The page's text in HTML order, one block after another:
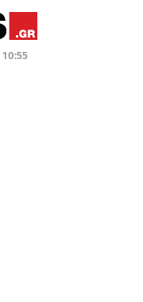
10:55